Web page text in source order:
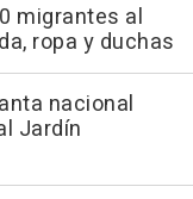
migrantes al
ropa y duchas
nacional
Jardín